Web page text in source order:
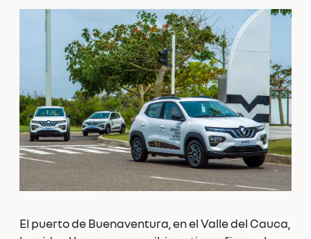
El puerto de Buenaventura, en el Valle del Cauca,